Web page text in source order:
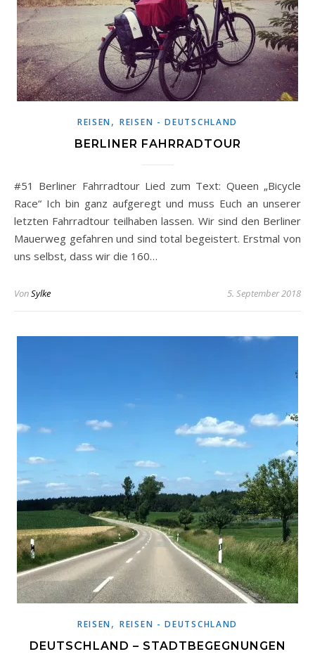
REISEN,REISEN - DEUTSCHLAND
BERLINER FAHRRADTOUR
#51 Berliner Fahrradtour Lied zum Text: Queen „Bicycle
Race“ Ich bin ganz aufgeregt und muss Euch an unserer
letzten Fahrradtour teilhaben lassen. Wir sind den Berliner
Mauerweg gefahren und sind total begeistert. Erstmal von
uns selbst, dass wir die 160…
VonSylke 5. September 2018
REISEN,REISEN - DEUTSCHLAND
DEUTSCHLAND – STADTBEGEGNUNGEN